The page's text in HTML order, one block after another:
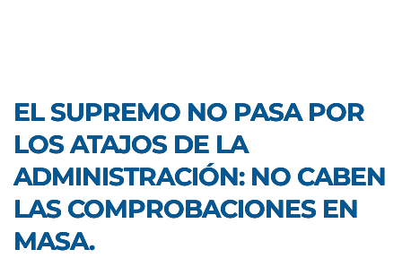
EL SUPREMO NO PASA POR
LOS ATAJOS DE LA
ADMINISTRACIÓN: NO CABEN
LAS COMPROBACIONES EN
MASA.